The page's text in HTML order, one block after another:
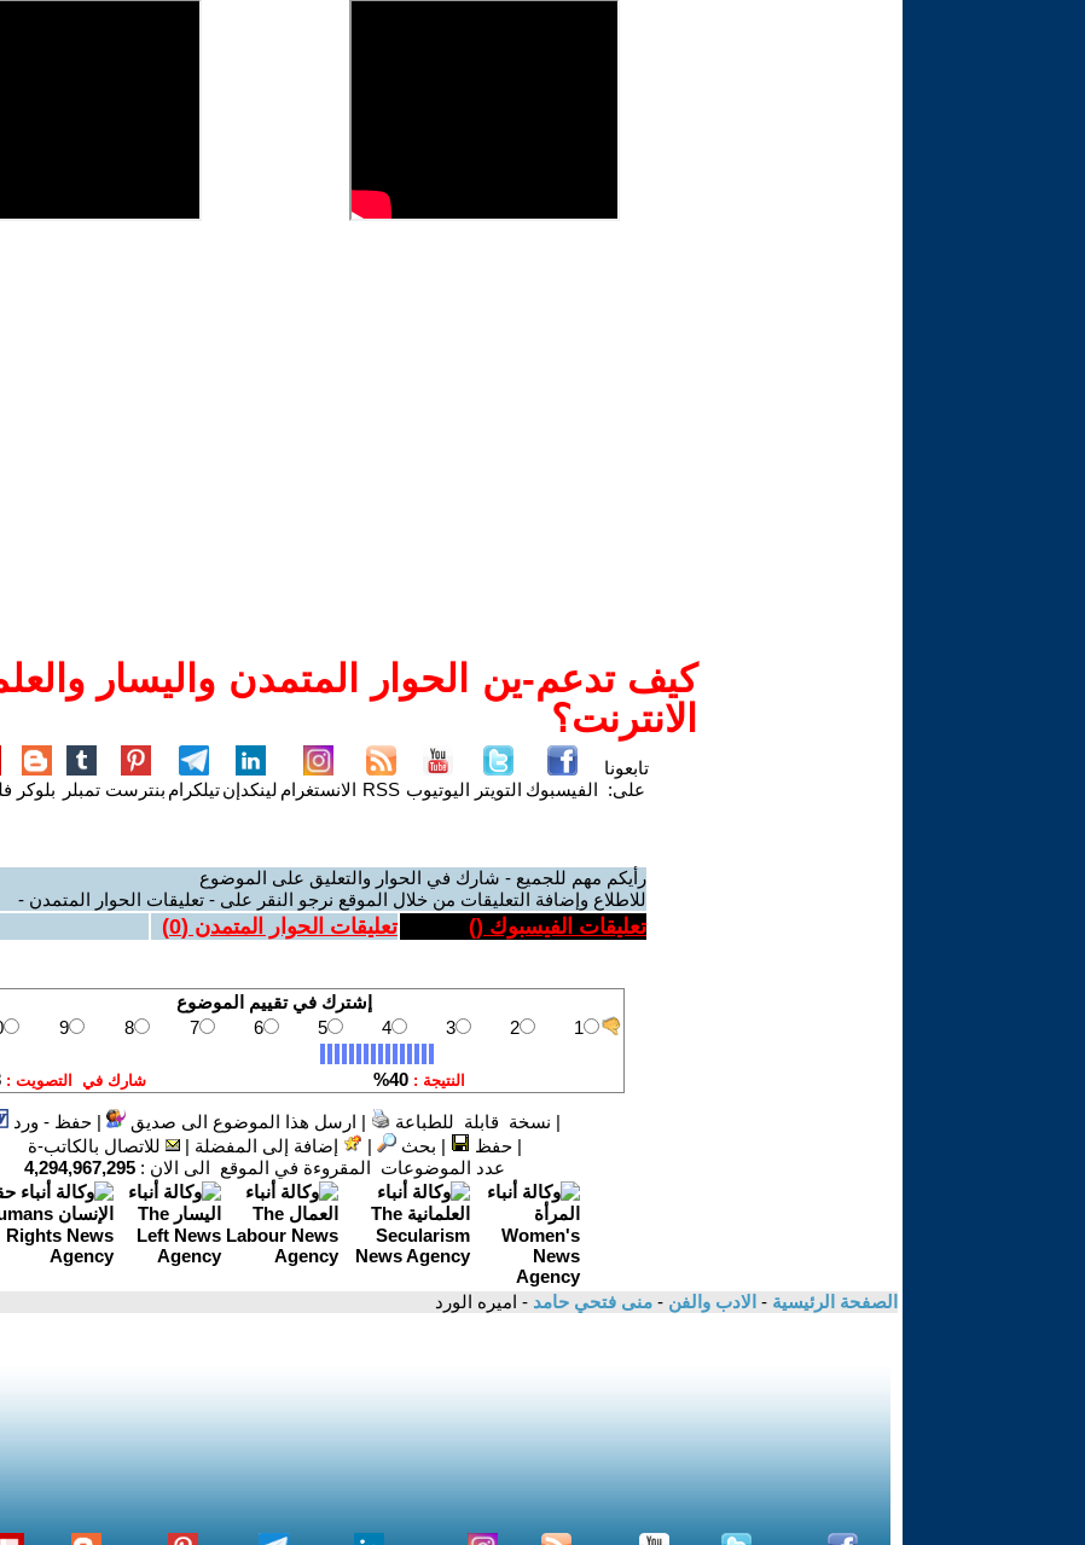
كيف تدعم-ين الحوار المتمدن واليسار
الانترنت؟
تابعونا
على: الفيسبوك التويتر اليوتيوب RSS الانستغرام لينكدإنتيلكرام بنترست تمبلر بلوكر
رأيكم مهم للجميع - شارك في الحوار والتعليق على الموضوع
للاطلاع وإضافة التعليقات من خلال الموقع نرجو النقر على - تعليقات الحوار المتمدن -
تعليقات الفيسبوك () تعليقات الحوار المتمدن (0
)
| نسخة قابلة للطباعة | ارسل هذا الموضوع الى صديق |حفظ - ورد
|حفظ | بحث | إضافة إلى المفضلة |
للاتصال بالكاتب-ة
عدد الموضوعات المقروءة في الموقع الى الان : 4,294,967,295
الصفحة الرئيسية - الادب والفن - منى فتحي حامد - اميره الورد